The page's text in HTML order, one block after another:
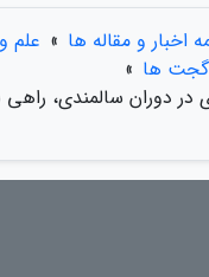
اخبار و مقاله ها » علم
گجت ها »
در دوران سالمندی،